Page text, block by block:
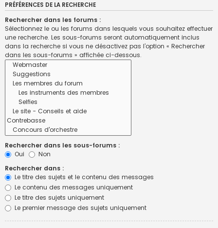
PRÉFÉRENCES DE LA RECHERCHE
Rechercher dans les forums :
Sélectionnez le ou les forums dans lesquels vous souhaitez effectuer
une recherche. Les sous-forums seront automatiquement inclus
dans la recherche si vous ne désactivez pas l’option « Rechercher
dans les sous-forums » affichée ci-dessous.
Rechercher dans les sous-forums :
Oui
Non
Rechercher dans :
Le titre des sujets et le contenu des messages
Le contenu des messages uniquement
Le titre des sujets uniquement
Le premier message des sujets uniquement